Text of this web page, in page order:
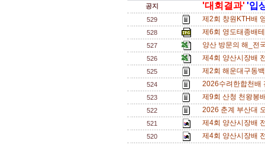
공지 '대회결과' '입
529 제2회 창원KTH배
528 제6회 영도태종배
527 양산 방문의 해_전
526 제4회 양산시장배
525 제2회 해운대구동
524 2026수려한합천배
523 제9회 산청 천왕봉
522 2026 춘계 부산대
521 제4회 양산시장배
520 제4회 양산시장배